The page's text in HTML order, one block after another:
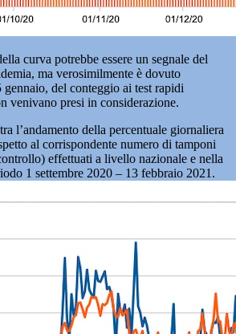
curva potrebbe essere un segnale del
ma verosimilmente è dovuto
gennaio, del conteggio ai test rapidi
venivano presi in considerazione.
l’andamento della percentuale giornaliera
al corrispondente numero di tamponi
effettuati a livello nazionale e nella
1 settembre 2020 – 13 febbraio 2021.